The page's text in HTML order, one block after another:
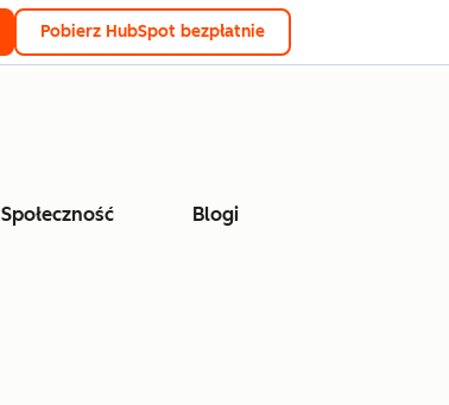
Pobierz HubSpot bezpłatnie
Społeczność Blogi